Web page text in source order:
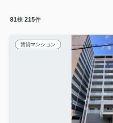
81棟 215件
賃貸マンション